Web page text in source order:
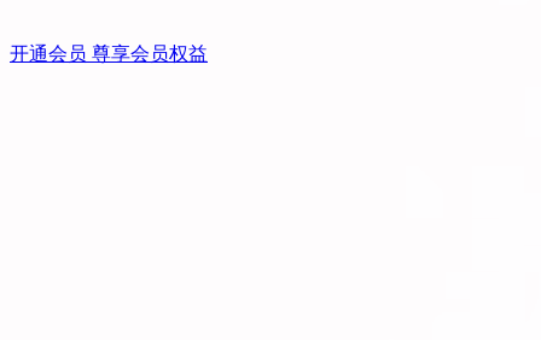
开通会员 尊享会员权益